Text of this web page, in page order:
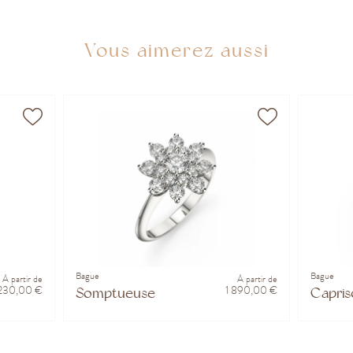
Vous aimerez aussi
À partir de
€
Bague
Somptueuse
À partir de
1 890,00 €
Bague